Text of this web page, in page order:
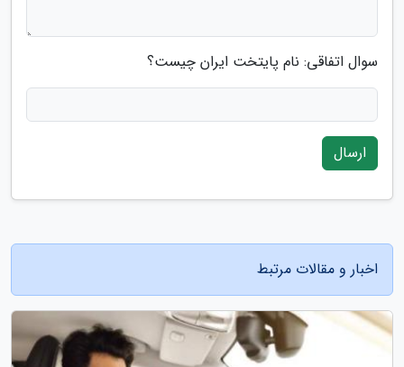
سوال اتفاقی: نام پایتخت ایران چیست؟
ارسال
اخبار و مقالات مرتبط